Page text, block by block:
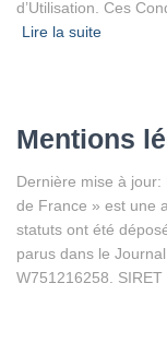
d’Utilisation. Ces
Lire la suite
Mentions
Dernière mise à jour:
de France » est une
statuts ont été
parus dans le
W751216258. SIRET